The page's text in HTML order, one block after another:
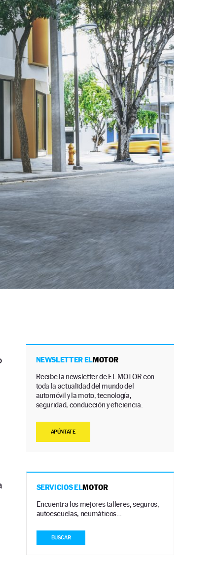
NEWSLETTER ELMOTOR
Recibe la newsletter de EL MOTOR con
toda la actualidad del mundo del
automóvil y la moto, tecnología,
seguridad, conducción y eficiencia.
APÚNTATE
SERVICIOS ELMOTOR
Encuentra los mejores talleres, seguros,
autoescuelas, neumáticos…
BUSCAR